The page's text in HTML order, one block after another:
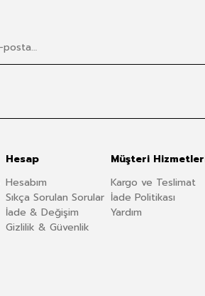
Hesap
Hesabım
Sıkça Sorulan Sorular
İade & Değişim
Gizlilik & Güvenlik
Müşteri
Kargo ve Teslimat
İade Politikası
Yardım